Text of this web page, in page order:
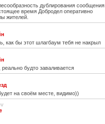
дублирования сообщения
время Добродел оперативно
жителей.
как бы этот шлагбаум тебя не накрыл
реально будто заваливается
на своём месте, видимо))